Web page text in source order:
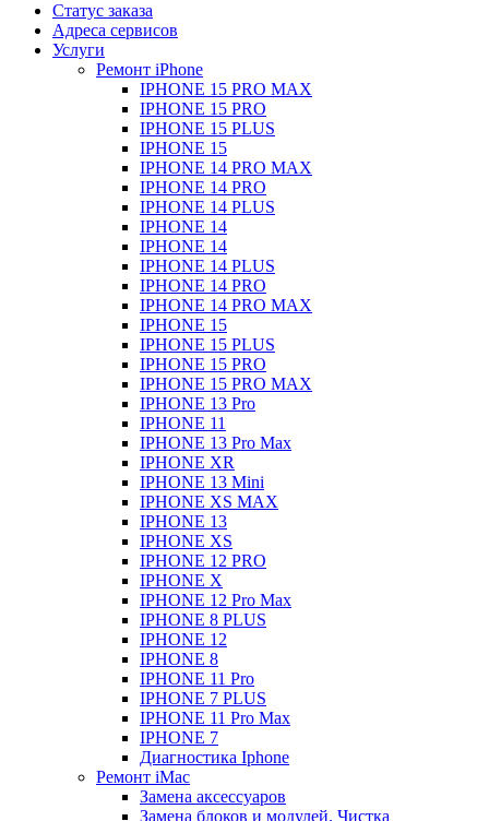
Статус заказа
Адреса сервисов
Услуги
Ремонт iPhone
IPHONE 15 PRO MAX
IPHONE 15 PRO
IPHONE 15 PLUS
IPHONE 15
IPHONE 14 PRO MAX
IPHONE 14 PRO
IPHONE 14 PLUS
IPHONE 14
IPHONE 14
IPHONE 14 PLUS
IPHONE 14 PRO
IPHONE 14 PRO MAX
IPHONE 15
IPHONE 15 PLUS
IPHONE 15 PRO
IPHONE 15 PRO MAX
IPHONE 13 Pro
IPHONE 11
IPHONE 13 Pro Max
IPHONE XR
IPHONE 13 Mini
IPHONE XS MAX
IPHONE 13
IPHONE XS
IPHONE 12 PRO
IPHONE X
IPHONE 12 Pro Max
IPHONE 8 PLUS
IPHONE 12
IPHONE 8
IPHONE 11 Pro
IPHONE 7 PLUS
IPHONE 11 Pro Max
IPHONE 7
Диагностика Iphone
Ремонт iMac
Замена аксессуаров
Замена блоков и модулей. Чистка